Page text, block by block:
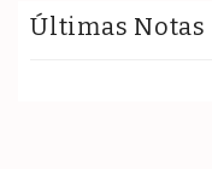
Últimas Notas